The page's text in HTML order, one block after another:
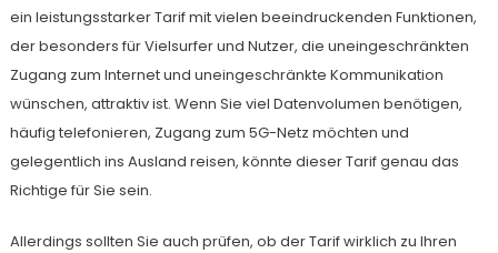
ein leistungsstarker Tarif mit vielen beeindruckenden Funktionen,
der besonders für Vielsurfer und Nutzer, die uneingeschränkten
Zugang zum Internet und uneingeschränkte Kommunikation
wünschen, attraktiv ist. Wenn Sie viel Datenvolumen benötigen,
häufig telefonieren, Zugang zum 5G-Netz möchten und
gelegentlich ins Ausland reisen, könnte dieser Tarif genau das
Richtige für Sie sein.
Allerdings sollten Sie auch prüfen, ob der Tarif wirklich zu Ihren